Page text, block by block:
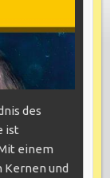
des
ist
einem
Kernen und